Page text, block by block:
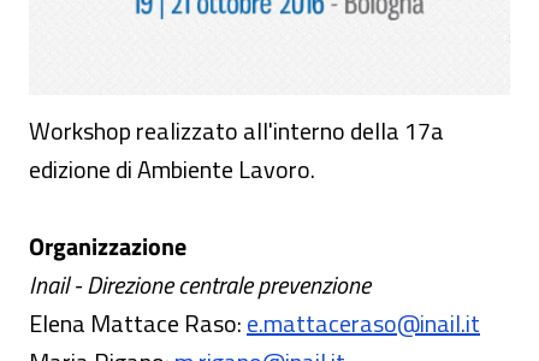
Workshop realizzato all'interno della 17a
edizione di Ambiente Lavoro.
Organizzazione
Inail - Direzione centrale prevenzione
Elena Mattace Raso:e.mattaceraso@inail.it